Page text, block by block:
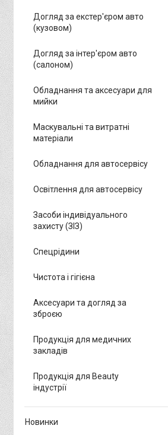
Догляд за екстер'єром авто
(кузовом)
Догляд за інтер'єром авто
(салоном)
Обладнання та аксесуари для
мийки
Маскувальні та витратні
матеріали
Обладнання для автосервісу
Освітлення для автосервісу
Засоби індивідуального
захисту (ЗІЗ)
Спецрідини
Чистота і гігієна
Аксесуари та догляд за
зброєю
Продукція для медичних
закладів
Продукція для Beauty
індустрії
Новинки